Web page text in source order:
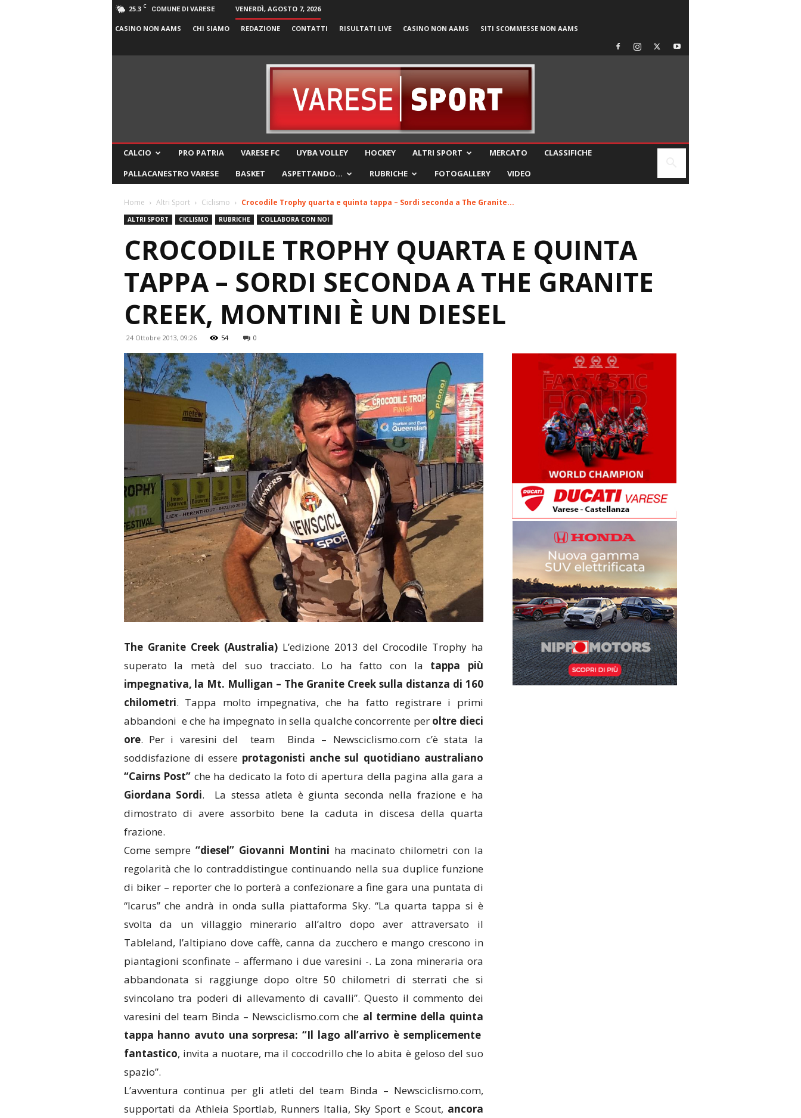
25.3 C COMUNE DI VARESE VENERDÌ, AGOSTO 7, 2026
CASINO NON AAMS CHI SIAMO REDAZIONE CONTATTI RISULTATI LIVE CASINO NON AAMS SITI SCOMMESSE NON AAMS
CALCIO PRO PATRIA VARESE FC UYBA VOLLEY HOCKEY ALTRI SPORT MERCATO
CLASSIFICHE
PALLACANESTRO VARESE
BASKET ASPETTANDO… RUBRICHE FOTOGALLERY VIDEO
Home Altri Sport Ciclismo Crocodile Trophy quarta e quinta tappa – Sordi seconda a The Granite...
ALTRI SPORT CICLISMO RUBRICHE COLLABORA CON NOI
CROCODILE TROPHY QUARTA E QUINTA
TAPPA – SORDI SECONDA A THE GRANITE
CREEK, MONTINI È UN DIESEL
24 Ottobre 2013, 09:26 54 0
The Granite Creek (Australia)L’edizione 2013 del Crocodile Trophy ha
superato la metà del suo tracciato. Lo ha fatto con la tappa più
impegnativa, la Mt. Mulligan – The Granite Creek sulla distanza di 160
chilometri. Tappa molto impegnativa, che ha fatto registrare i primi
abbandoni e che ha impegnato in sella qualche concorrente per oltre dieci
ore. Per i varesini del team Binda – Newsciclismo.com c’è stata la
soddisfazione di essere protagonisti anche sul quotidiano australiano
“Cairns Post” che ha dedicato la foto di apertura della pagina alla gara a
Giordana Sordi. La stessa atleta è giunta seconda nella frazione e ha
dimostrato di avere assorbito bene la caduta in discesa della quarta
frazione.
Come sempre“diesel” Giovanni Montini ha macinato chilometri con la
regolarità che lo contraddistingue continuando nella sua duplice funzione
di biker – reporter che lo porterà a confezionare a fine gara una puntata di
“Icarus” che andrà in onda sulla piattaforma Sky. “La quarta tappa si è
svolta da un villaggio minerario all’altro dopo aver attraversato il
Tableland, l’altipiano dove caffè, canna da zucchero e mango crescono in
piantagioni sconfinate – affermano i due varesini -. La zona mineraria ora
abbandonata si raggiunge dopo oltre 50 chilometri di sterrati che si
svincolano tra poderi di allevamento di cavalli”. Questo il commento dei
varesini del team Binda – Newsciclismo.com che al termine della quinta
tappa hanno avuto una sorpresa: “Il lago all’arrivo è semplicemente
fantastico, invita a nuotare, ma il coccodrillo che lo abita è geloso del suo
spazio”.
L’avventura continua per gli atleti del team Binda – Newsciclismo.com,
supportati da Athleia Sportlab, Runners Italia, Sky Sport e Scout, ancora